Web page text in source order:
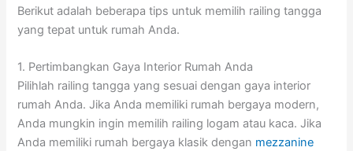
Berikut adalah beberapa tips untuk memilih railing tangga
yang tepat untuk rumah Anda.
1. Pertimbangkan Gaya Interior Rumah Anda
Pilihlah railing tangga yang sesuai dengan gaya interior
rumah Anda. Jika Anda memiliki rumah bergaya modern,
Anda mungkin ingin memilih railing logam atau kaca. Jika
Anda memiliki rumah bergaya klasik dengan mezzanine